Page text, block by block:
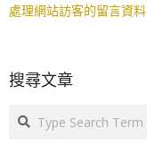
處理網站訪客的留言資料
搜尋文章
Search